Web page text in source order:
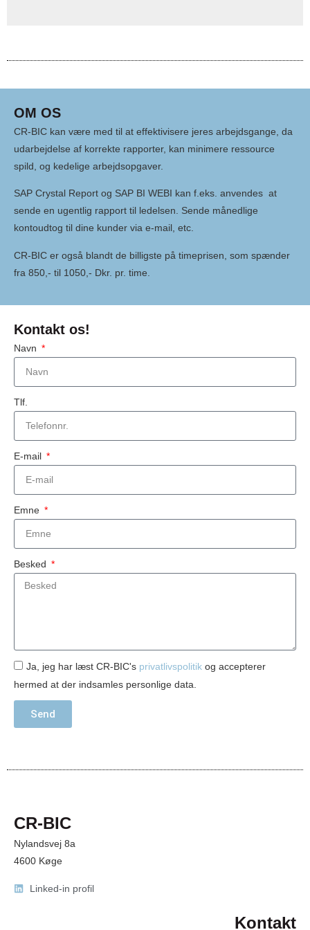
OM OS
CR-BIC kan være med til at effektivisere jeres arbejdsgange, da
udarbejdelse af korrekte rapporter, kan minimere ressource
spild, og kedelige arbejdsopgaver.
SAP Crystal Report og SAP BI WEBI kan f.eks. anvendes at
sende en ugentlig rapport til ledelsen. Sende månedlige
kontoudtog til dine kunder via e-mail, etc.
CR-BIC er også blandt de billigste på timeprisen, som spænder
fra 850,- til 1050,- Dkr. pr. time.
Kontakt os!
Navn
Tlf.
E-mail
Emne
Besked
Ja, jeg har læst CR-BIC's privatlivspolitik og accepterer
hermed at der indsamles personlige data.
Send
CR-BIC
Nylandsvej 8a
4600 Køge
Linked-in profil
Kontakt